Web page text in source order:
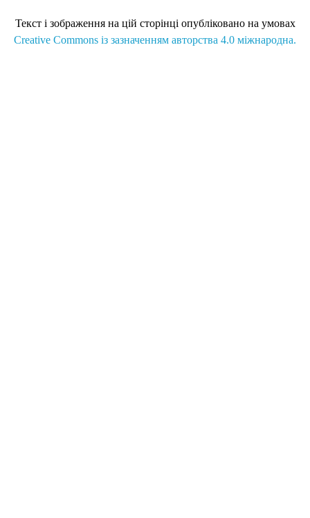
Текст і зображення на цій сторінці опубліковано на умовах
Creative Commons із зазначенням авторства 4.0 міжнародна.